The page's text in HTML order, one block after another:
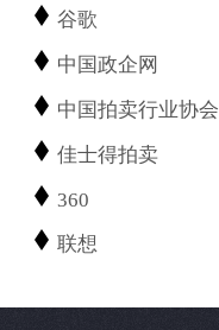
谷歌
中国政企网
中国拍卖行业协会
佳士得拍卖
360
联想